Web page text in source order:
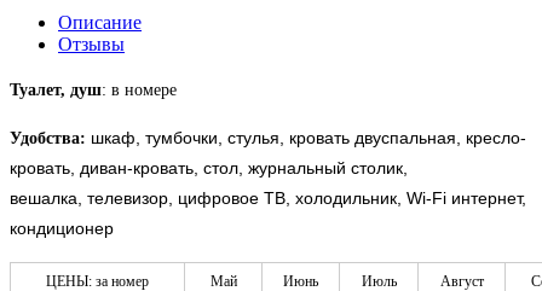
Описание
Отзывы
Туалет, душ: в номере
Удобства: шкаф, тумбочки, стулья, кровать двуспальная, кресло-
кровать, диван-кровать, стол, журнальный столик,
вешалка, телевизор, цифровое ТВ, холодильник, Wi-Fi интернет,
кондиционер
ЦЕНЫ: за номер Май Июнь Июль Август